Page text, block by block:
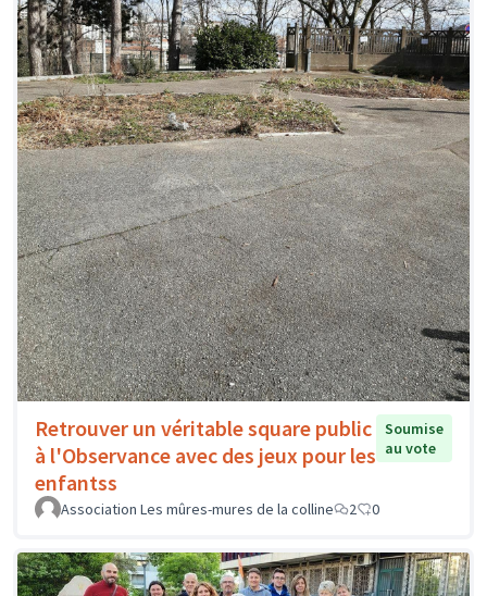
Retrouver un véritable square public
à l'Observance avec des jeux pour les
enfantss
Soumise
au vote
Association Les mûres-mures de la colline 2 0